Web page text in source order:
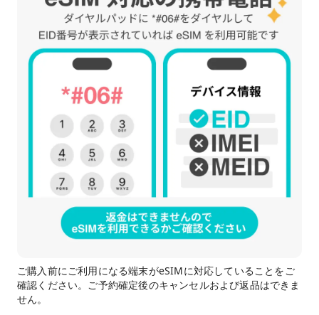
ご購入前にご利用になる端末がeSIMに対応していることをご
確認ください。ご予約確定後のキャンセルおよび返品はできま
せん。